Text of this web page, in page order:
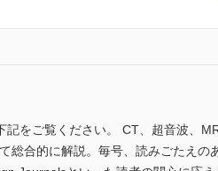
をご覧ください。 CT、超音波、
合的に解説。毎号、読みごたえの